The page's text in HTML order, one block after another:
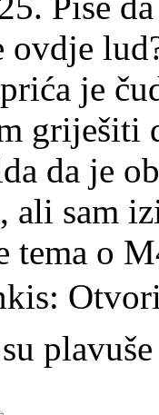
ovdje
je
griješiti
da je
ali sam
tema o